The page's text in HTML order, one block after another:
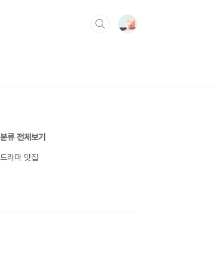
분류 전체보기
드라마 맛집